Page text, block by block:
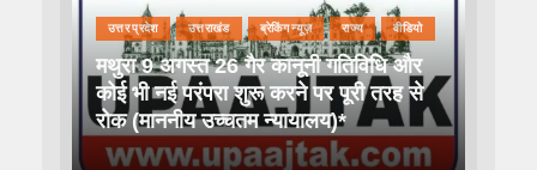
उत्तर प्रदेश उत्तराखंड ब्रेकिंग न्यूज़ राज्य वीडियो
मथुरा 9 अगस्त 26 गैर कानूनी गतिविधि और
कोई भी नई परंपरा शुरू करने पर पूरी तरह से
रोक (माननीय उच्चतम न्यायालय)*